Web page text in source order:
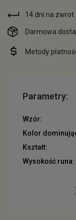
14 dni na zwrot
Darmowa
Metody
Parametry:
Wzór:
Kolor
Kształt:
Wysokość runa: